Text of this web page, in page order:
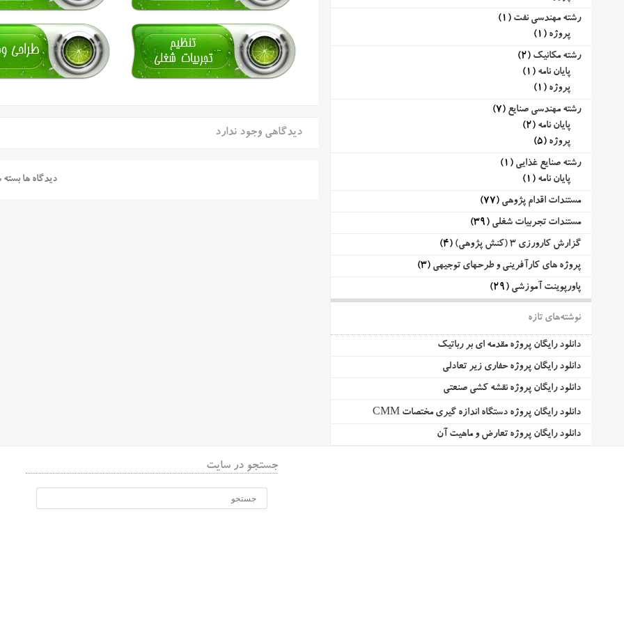
دیدگاهی وجود ندارد
دیدگاه ها
رشته مهندسی نفت (1)
پروژه (1)
رشته مکانیک (2)
پایان نامه (1)
پروژه (1)
رشته مهندسی صنایع (7)
پایان نامه (2)
پروژه (5)
رشته صنایع غذایی (1)
پایان نامه (1)
مستندات اقدام پژوهی (77)
مستندات تجربیات شغلی (39)
گزارش کارورزی 3 (کنش پژوهی)
(4)
پروژه های کارآفرینی و طرحهای توجیهی (3)
پاورپوینت آموزشی (29)
نوشته‌های تازه
دانلود رایگان پروژه مقدمه ای بر رباتیک
دانلود رایگان پروژه حفاری زیر تعادلی
دانلود رایگان پروژه نقشه کشی صنعتی
دانلود رایگان پروژه دستگاه اندازه گیری مختصات CMM
دانلود رایگان پروژه تعارض و ماهیت آن
جستجو در سایت